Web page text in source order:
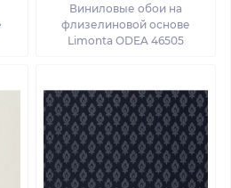
Виниловые обои на
флизелиновой основе
Limonta ODEA 46505